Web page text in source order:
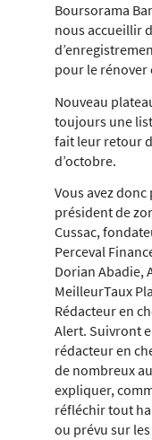
Boursorama
nous accueillir
pour le
Nouveau
toujours une
fait leur retour
d’octobre.
Vous avez
président de
Cussac,
Perceval
Dorian Abadie,
MeilleurTaux
Rédacteur en
Alert. Suivront
rédacteur en
de nombreux
expliquer,
réfléchir tout
ou prévu sur